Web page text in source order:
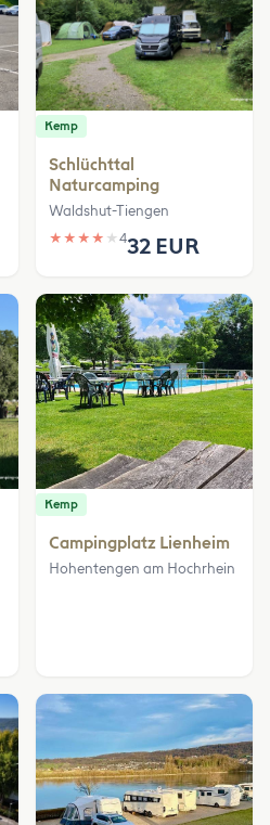
Kemp
Schlüchttal
Naturcamping
Waldshut-Tiengen
★ ★ ★ ★ ★ 432 EUR
Kemp
Campingplatz Lienheim
Hohentengen am Hochrhein